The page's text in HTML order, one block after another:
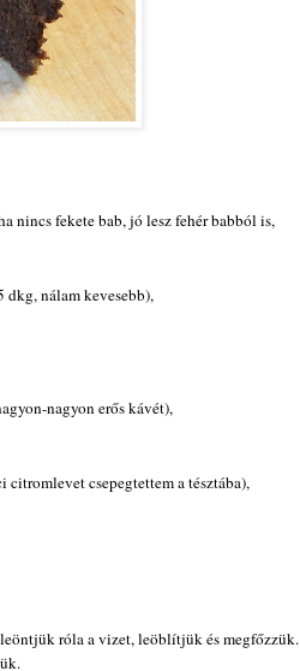
nincs fekete bab, jó lesz fehér babból is,
dkg, nálam kevesebb),
nagyon erős kávét),
csepegtettem a tésztába),
róla a vizet, leöblítjük és megfőzzük.